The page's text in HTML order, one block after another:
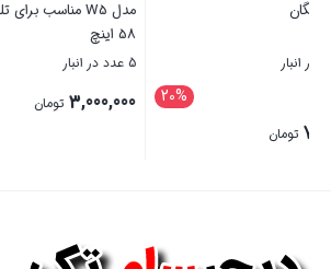
مدل W5 مناسب برای تلوزیون 32 تا
5 عدد در انبار
تومان
تسکو مدل THL 1216
20 عدد در انبار
1,187,000